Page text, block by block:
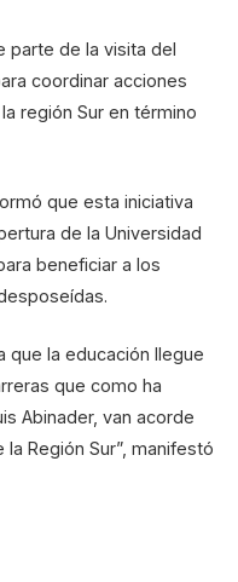
parte de la visita del
coordinar acciones
región Sur en término
que esta iniciativa
de la Universidad
beneficiar a los
que la educación llegue
que como ha
Abinader, van acorde
Región Sur”, manifestó